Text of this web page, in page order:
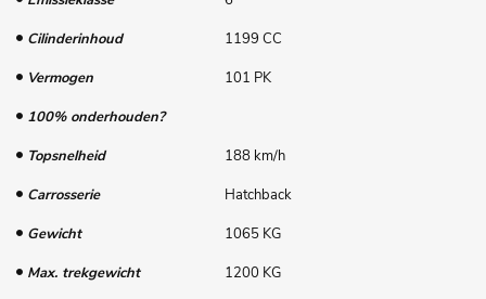
Cilinderinhoud
1199 CC
Vermogen
101 PK
100% onderhouden?
Topsnelheid
188 km/h
Carrosserie
Hatchback
Gewicht
1065 KG
Max. trekgewicht
1200 KG